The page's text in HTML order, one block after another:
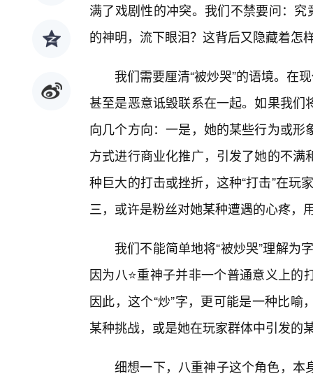
满了戏剧性的冲突。我们不禁要问：
的神明，流下眼泪？这背后又隐藏着怎
我们需要厘清“被炒哭”的语境。在
甚至是恶意诋毁联系在一起。如果我
向几个方向：一是，她的某些行为或
方式进行商业化推广，引发了她的不
种巨大的打击或挫折，这种“打击”在玩
三，或许是粉丝对她某种遭遇的心疼，
我们不能简单地将“被炒哭”理解为
因为八⭐重神子并非一个普通意义上
因此，这个“炒”字，更可能是一种比
某种挑战，或是她在玩家群体中引发的
细想一下，八重神子这个角色，本